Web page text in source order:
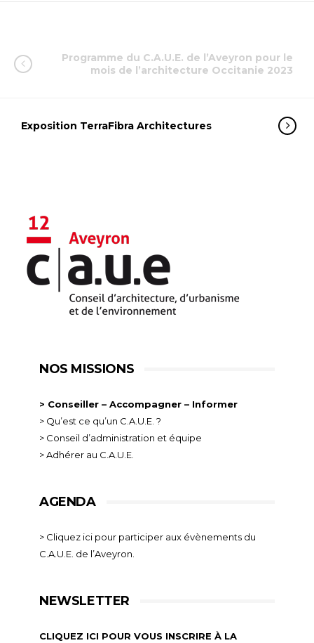
Programme du C.A.U.E. de l’Aveyron pour le
mois de l’architecture Occitanie 2023
Exposition TerraFibra Architectures
NOS MISSIONS
> Conseiller – Accompagner – Informer
> Qu’est ce qu’un C.A.U.E. ?
> Conseil d’administration et équipe
> Adhérer au C.A.U.E.
AGENDA
> Cliquez ici pour participer aux évènements du
C.A.U.E. de l’Aveyron.
NEWSLETTER
CLIQUEZ ICI POUR VOUS INSCRIRE À LA